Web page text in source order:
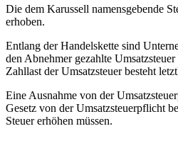
Die dem Karussell namensgebende
erhoben.
Entlang der Handelskette sind
den Abnehmer gezahlte
Zahllast der Umsatzsteuer besteht
Eine Ausnahme von der
Gesetz von der Umsatzsteuerpflicht
Steuer erhöhen müssen.